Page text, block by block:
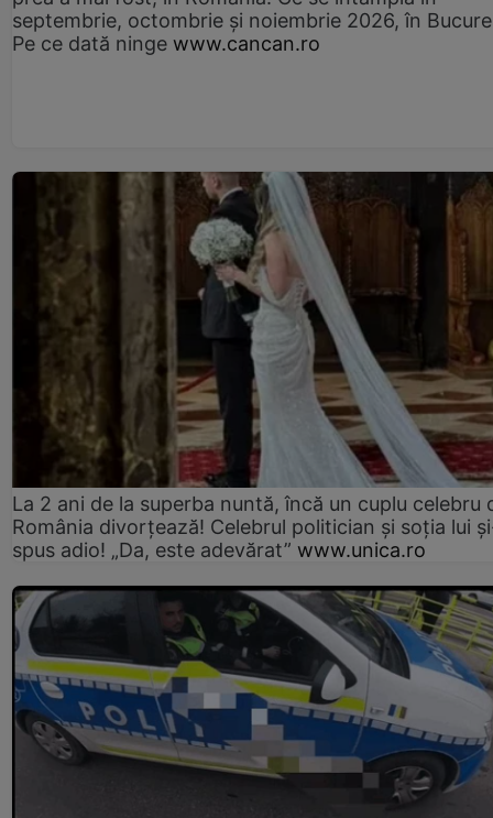
septembrie, octombrie și noiembrie 2026, în
Pe ce dată ninge www.cancan.ro
La 2 ani de la superba nuntă, încă un cuplu celebru
România divorțează! Celebrul politician și soția lui
spus adio! „Da, este adevărat” www.unica.ro